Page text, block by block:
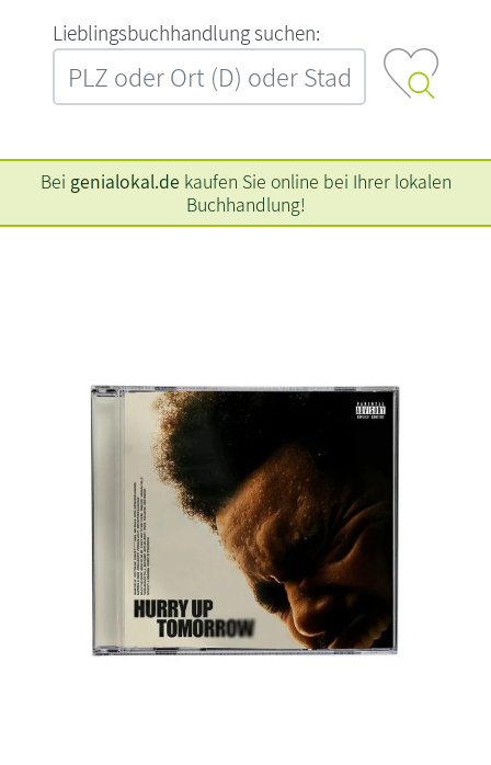
L‍i‍e‍b‍l‍i‍n‍g‍s‍b‍u‍c‍h‍h‍a‍n‍d‍l‍u‍n‍g‍ ‍s‍u‍c‍h‍e‍n‍:‍
Bei genialokal.de kaufen Sie online bei Ihrer lokalen
Buchhandlung!